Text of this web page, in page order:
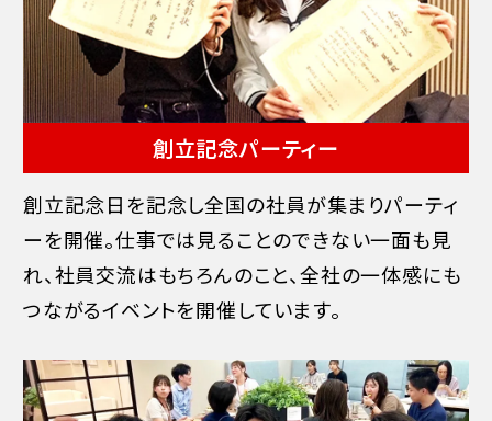
創立記念パーティー
創立記念日を記念し全国の社員が集まりパーティ
ーを開催。仕事では見ることのできない一面も見
れ、社員交流はもちろんのこと、全社の一体感にも
つながるイベントを開催しています。